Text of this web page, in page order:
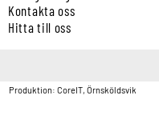
Kontakta oss
Hitta till oss
Produktion: CoreIT, Örnsköldsvik